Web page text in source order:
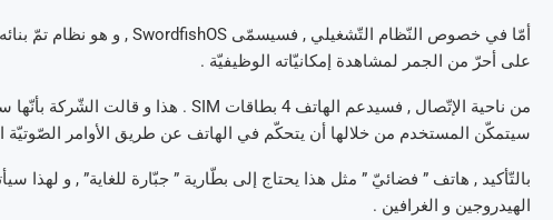
على أحرّ من الجمر لمشاهدة إمكانيّاته الوظيفيّة .
سيتمكّن المستخدم من خلالها أن يتحكّم في الهاتف عن طريق الأوامر الصّوتيّة
الهيدروجين و الغرافين .